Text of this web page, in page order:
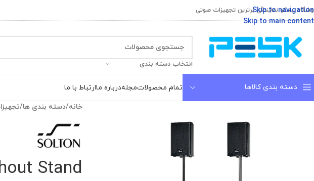
Skip to navigation
Skip to main content
پسکو نمایندگی برترین تجهیزات صوتی
انتخاب دسته بندی
دسته بندی کالاها تمام محصولاتمجلهدرباره ماارتباط با ما
خانه/دسته بندی ها/
Stand